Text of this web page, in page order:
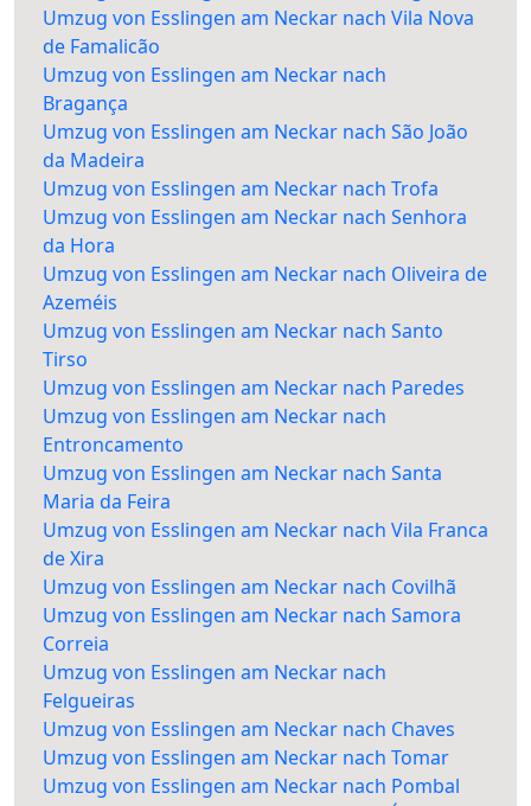
Umzug von Esslingen am Neckar nach Vila Nova
de Famalicão
Umzug von Esslingen am Neckar nach
Bragança
Umzug von Esslingen am Neckar nach São João
da Madeira
Umzug von Esslingen am Neckar nach Trofa
Umzug von Esslingen am Neckar nach Senhora
da Hora
Umzug von Esslingen am Neckar nach Oliveira de
Azeméis
Umzug von Esslingen am Neckar nach Santo
Tirso
Umzug von Esslingen am Neckar nach Paredes
Umzug von Esslingen am Neckar nach
Entroncamento
Umzug von Esslingen am Neckar nach Santa
Maria da Feira
Umzug von Esslingen am Neckar nach Vila Franca
de Xira
Umzug von Esslingen am Neckar nach Covilhã
Umzug von Esslingen am Neckar nach Samora
Correia
Umzug von Esslingen am Neckar nach
Felgueiras
Umzug von Esslingen am Neckar nach Chaves
Umzug von Esslingen am Neckar nach Tomar
Umzug von Esslingen am Neckar nach Pombal